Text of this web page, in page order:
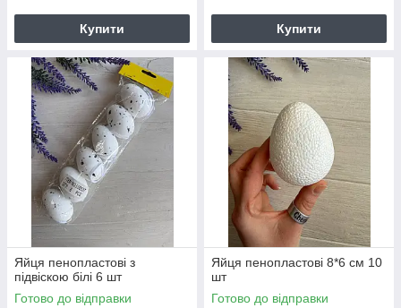
Купити Купити
Яйця пенопластові з
підвіскою білі 6 шт
Готово до відправки
Яйця пенопластові 8*6 см 10
шт
Готово до відправки